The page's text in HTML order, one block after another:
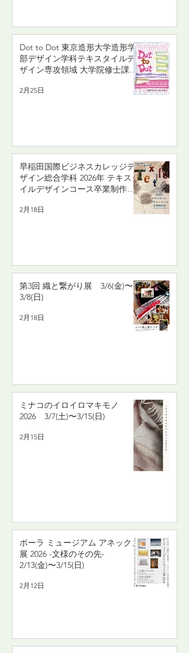
Dot to Dot 東京造形大学造形学
部デザイン学科テキスタイルデ
ザイン専攻領域 大学院修士課程
デザイン研究領域 2025年度有志
卒業制作・終了制作展
2月25日
早稲田国際ビジネスカレッジデ
ザイン総合学科 2026年 テキスタ
イルデザインコース卒業制作
2月18日
第3回 織と繋がり展 3/6(金)〜
3/8(日)
2月18日
ミナコのイロイロマキモノ
2026 3/7(土)〜3/15(日)
2月15日
ポーラ ミュージアム アネックス
展 2026 -文様のその先-
2/13(金)〜3/15(日)
2月12日